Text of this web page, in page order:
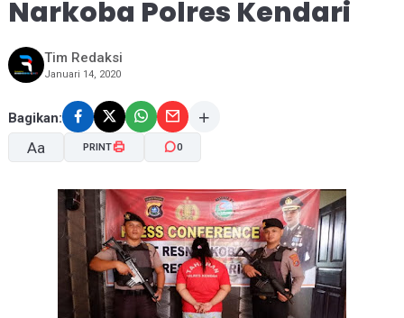
Narkoba Polres Kendari
Tim Redaksi
Januari 14, 2020
Bagikan:
Aa
A- A+
PRINT 0